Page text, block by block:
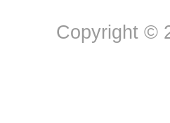
Copyright ©